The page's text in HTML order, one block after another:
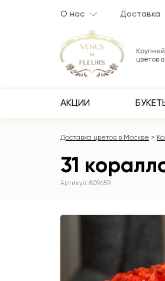
О нас Доставка
цветов
АКЦИИ
Доставка цветов в Москве
31
Артикул: 809659